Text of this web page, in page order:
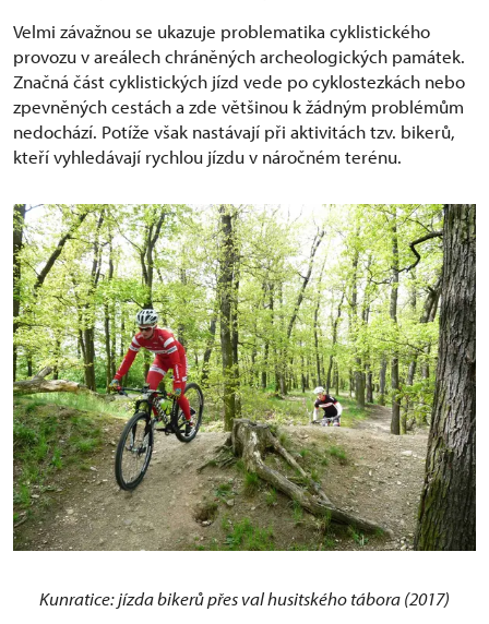
Velmi závažnou se ukazuje problematika cyklistického
provozu v areálech chráněných archeologických památek.
Značná část cyklistických jízd vede po cyklostezkách nebo
zpevněných cestách a zde většinou k žádným problémům
nedochází. Potíže však nastávají při aktivitách tzv. bikerů,
kteří vyhledávají rychlou jízdu v náročném terénu.
Kunratice: jízda bikerů přes val husitského tábora (2017)